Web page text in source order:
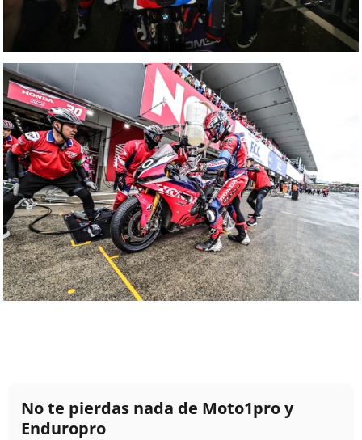
No te pierdas nada de Moto1pro y
Enduropro